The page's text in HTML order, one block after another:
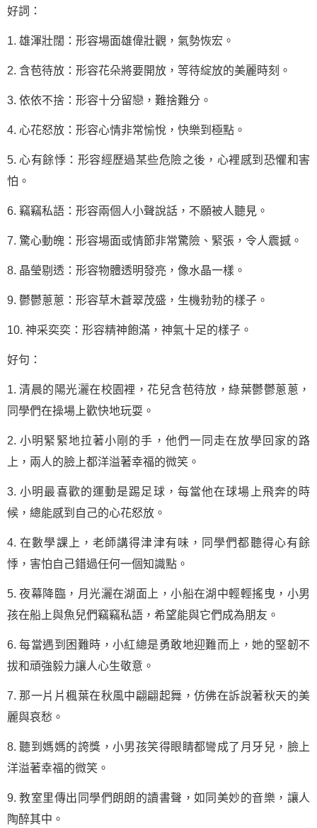
好詞：
1. 雄渾壯闊：形容場面雄偉壯觀，氣勢恢宏。
2. 含苞待放：形容花朵將要開放，等待綻放的美麗時刻。
3. 依依不捨：形容十分留戀，難捨難分。
4. 心花怒放：形容心情非常愉悅，快樂到極點。
5. 心有餘悸：形容經歷過某些危險之後，心裡感到恐懼和害
怕。
6. 竊竊私語：形容兩個人小聲說話，不願被人聽見。
7. 驚心動魄：形容場面或情節非常驚險、緊張，令人震撼。
8. 晶瑩剔透：形容物體透明發亮，像水晶一樣。
9. 鬱鬱蔥蔥：形容草木蒼翠茂盛，生機勃勃的樣子。
10. 神采奕奕：形容精神飽滿，神氣十足的樣子。
好句：
1. 清晨的陽光灑在校園裡，花兒含苞待放，綠葉鬱鬱蔥蔥，
同學們在操場上歡快地玩耍。
2. 小明緊緊地拉著小剛的手，他們一同走在放學回家的路
上，兩人的臉上都洋溢著幸福的微笑。
3. 小明最喜歡的運動是踢足球，每當他在球場上飛奔的時
候，總能感到自己的心花怒放。
4. 在數學課上，老師講得津津有味，同學們都聽得心有餘
悸，害怕自己錯過任何一個知識點。
5. 夜幕降臨，月光灑在湖面上，小船在湖中輕輕搖曳，小男
孩在船上與魚兒們竊竊私語，希望能與它們成為朋友。
6. 每當遇到困難時，小紅總是勇敢地迎難而上，她的堅韌不
拔和頑強毅力讓人心生敬意。
7. 那一片片楓葉在秋風中翩翩起舞，仿佛在訴說著秋天的美
麗與哀愁。
8. 聽到媽媽的誇獎，小男孩笑得眼睛都彎成了月牙兒，臉上
洋溢著幸福的微笑。
9. 教室里傳出同學們朗朗的讀書聲，如同美妙的音樂，讓人
陶醉其中。